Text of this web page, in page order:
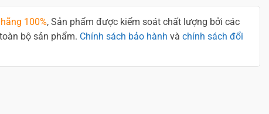
100%, Sản phẩm được kiểm soát chất lượng bởi các
bộ sản phẩm. Chính sách bảo hành và chính sách đổi